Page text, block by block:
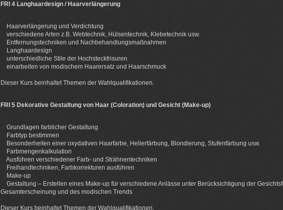
FRI 4 Langhaardesign / Haarverlängerung
Haarverlängerung und Verdichtung
verschiedene Arten z.B. Webtechnik, Hülsentechnik, Klebetechnik usw.
Entfernungstechniken und Nachbehandlungsmaßnahmen
Langhaardesign
unterschiedliche Stile der Hochsteckfrisuren
einarbeiten von modischem Haarersatz und Haarschmuck
Dieser Kurs beinhaltet Themen der Wahlqualifikationen.
FRI 5 Dekorative Gestaltung von Haar (Coloration) und Gesicht (Make-up)
Grundlagen farblicher Gestaltung
Farbtyp bestimmen
Besonderheiten einer oxydativen Haarfarbe, Hellerfärbung, Blondierung, Stufenfärbung usw.
Farbmengenkalkulation
Ausführen verschiedener Farb- und Strähnentechniken
Freihandtechniken, Farbkorrekturen ausführen
Make-up
Gestaltung – Erstellen eines Make-up für verschiedene Anlässe unter Berücksichtigung der
Gesamterscheinung und des modischen Trends
Dieser Kurs beinhaltet Themen der Wahlqualifikationen.